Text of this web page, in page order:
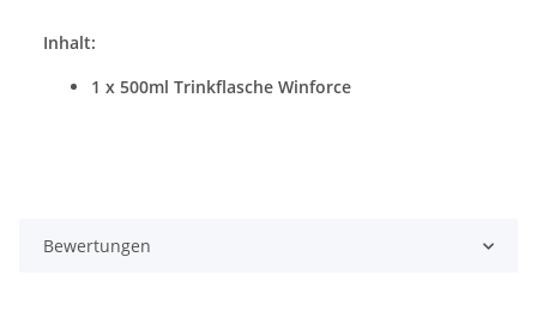
Inhalt:
1 x 500ml Trinkflasche Winforce
Bewertungen